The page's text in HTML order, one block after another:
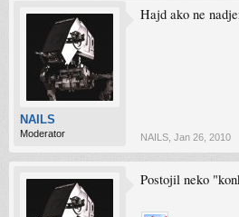
NAILS
Moderator
Hajd ako ne
NAILS Jan 26, 2010
Postojil neko